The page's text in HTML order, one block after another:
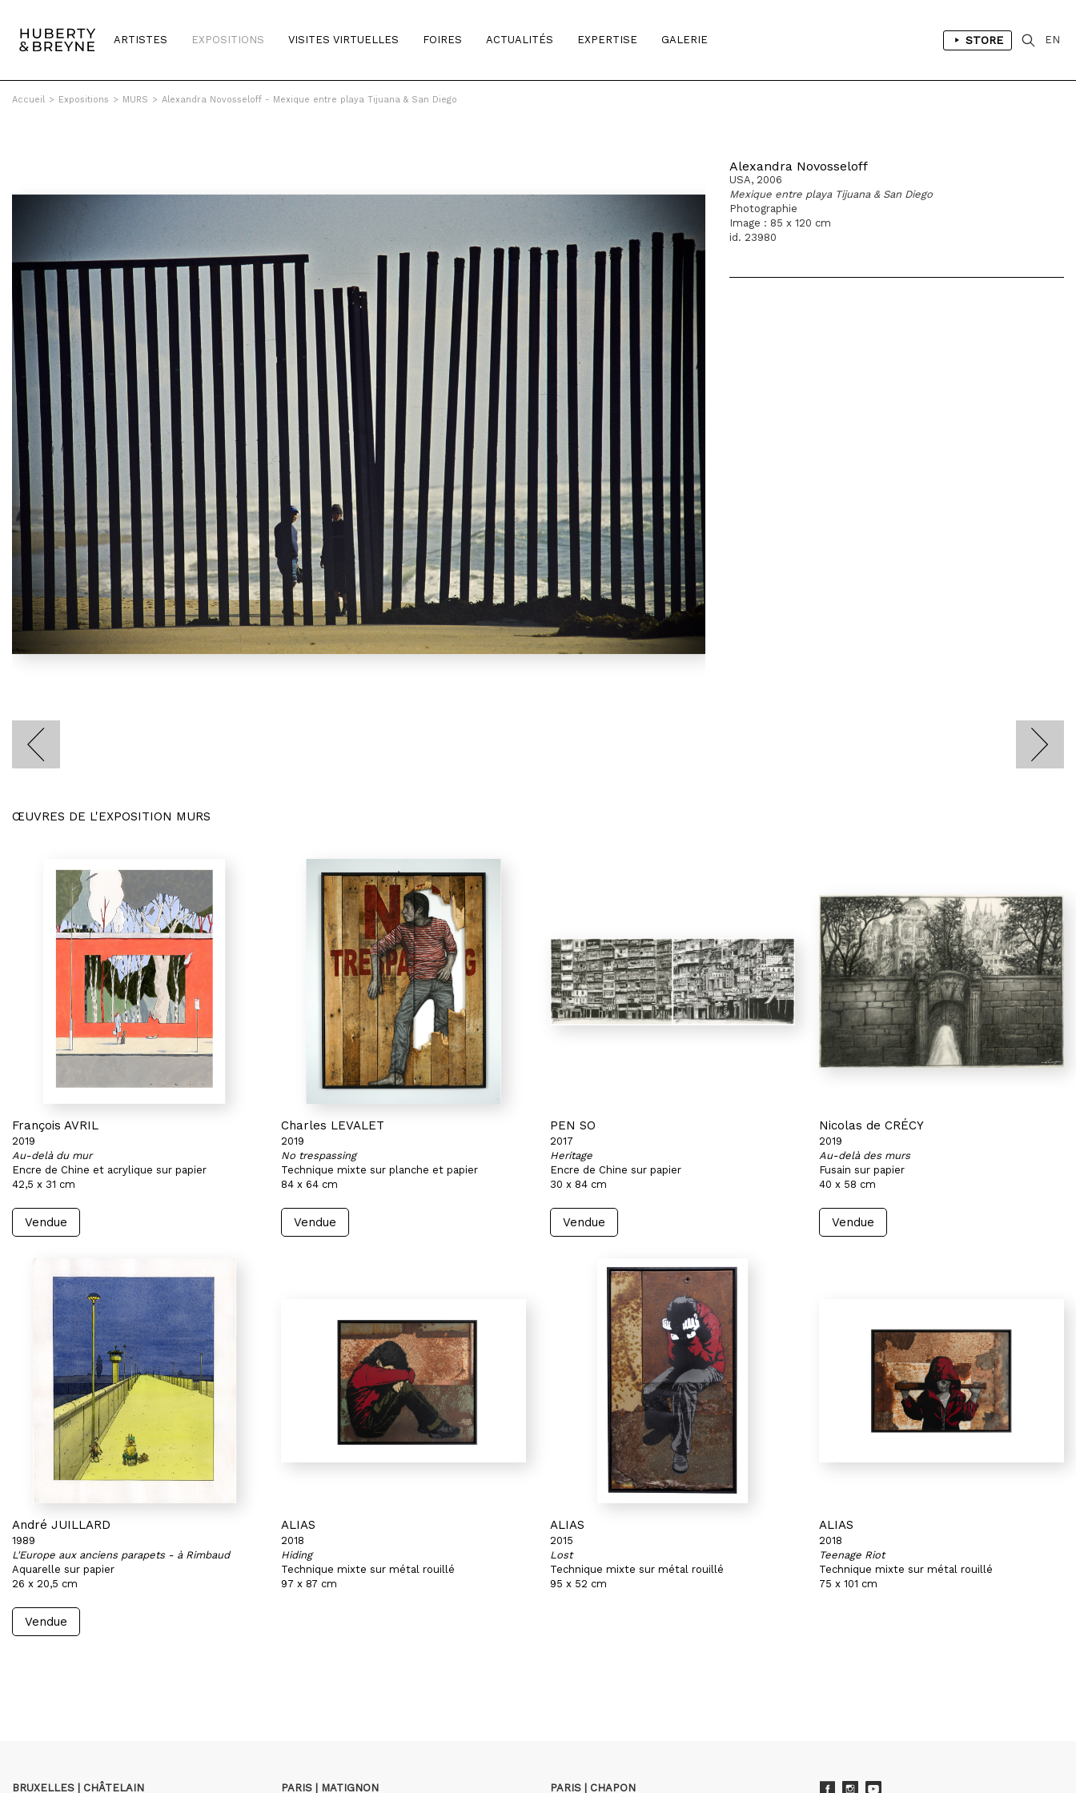
ARTISTES EXPOSITIONS VISITES VIRTUELLES FOIRES ACTUALITÉS EXPERTISE GALERIE STORE EN
Accueil > Expositions > MURS > Alexandra Novosseloff - Mexique entre playa Tijuana & San Diego
Alexandra Novosseloff
USA, 2006
Mexique entre playa Tijuana & San Diego
Photographie
Image : 85 x 120 cm
id. 23980
ŒUVRES DE L'EXPOSITION MURS
François AVRIL
2019
Au-delà du mur
Encre de Chine et acrylique sur papier
42,5 x 31 cm
Vendue
Charles LEVALET
2019
No trespassing
Technique mixte sur planche et papier
84 x 64 cm
Vendue
PEN SO
2017
Heritage
Encre de Chine sur papier
30 x 84 cm
Vendue
Nicolas de CRÉCY
2019
Au-delà des murs
Fusain sur papier
40 x 58 cm
Vendue
André JUILLARD
1989
L'Europe aux anciens parapets - à Rimbaud
Aquarelle sur papier
26 x 20,5 cm
Vendue
ALIAS
2018
Hiding
Technique mixte sur métal rouillé
97 x 87 cm
ALIAS
2015
Lost
Technique mixte sur métal rouillé
95 x 52 cm
ALIAS
2018
Teenage Riot
Technique mixte sur métal rouillé
75 x 101 cm
BRUXELLES | CHÂTELAIN PARIS | MATIGNON PARIS | CHAPON